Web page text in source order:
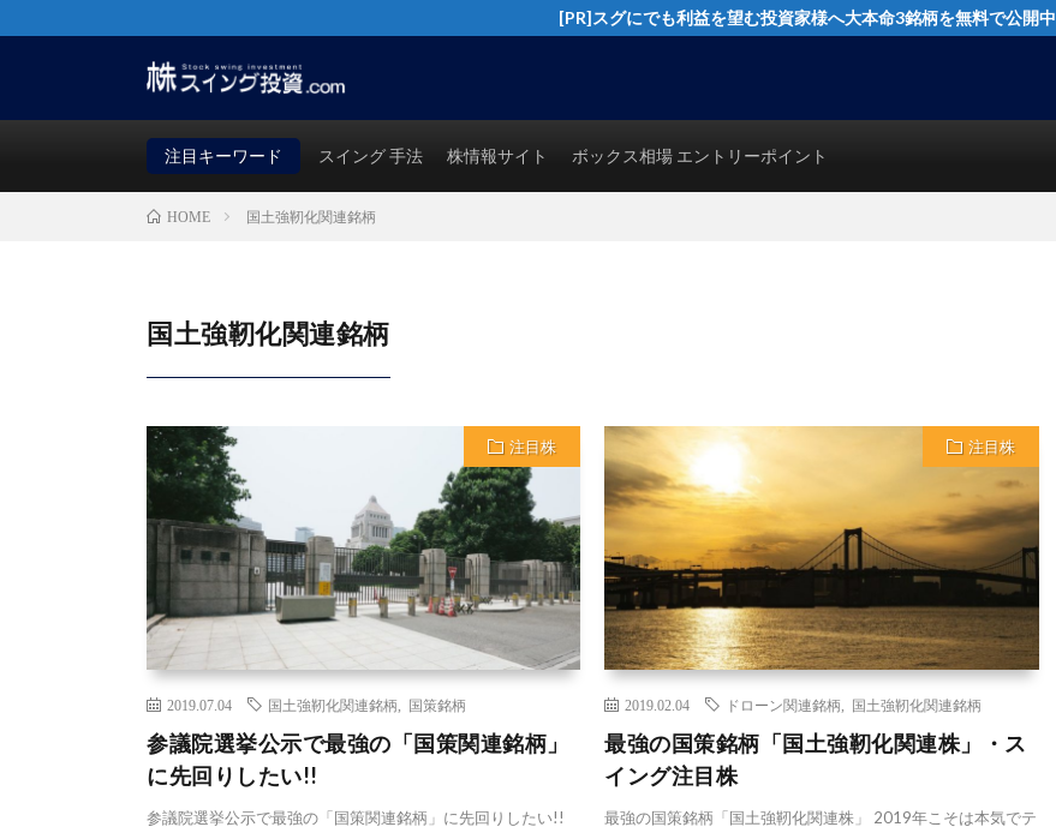
[PR]スグにでも利益を望む投資家様へ大本命3銘柄を無料で公開中
買い時・売り時も徹底検証！
注目キーワード スイング 手法 株情報サイト ボックス相場 エントリーポイント
HOME 国土強靭化関連銘柄
国土強靭化関連銘柄
注目株
2019.07.04 国土強靭化関連銘柄 国策銘柄
参議院選挙公示で最強の「国策関連銘柄」
に先回りしたい!!
参議院選挙公示で最強の「国策関連銘柄」に先回りしたい!!
注目株
2019.02.04 ドローン関連銘柄 国土強靭化関連銘柄
最強の国策銘柄「国土強靭化関連株」・ス
イング注目株
最強の国策銘柄「国土強靭化関連株」 2019年こそは本気でテ